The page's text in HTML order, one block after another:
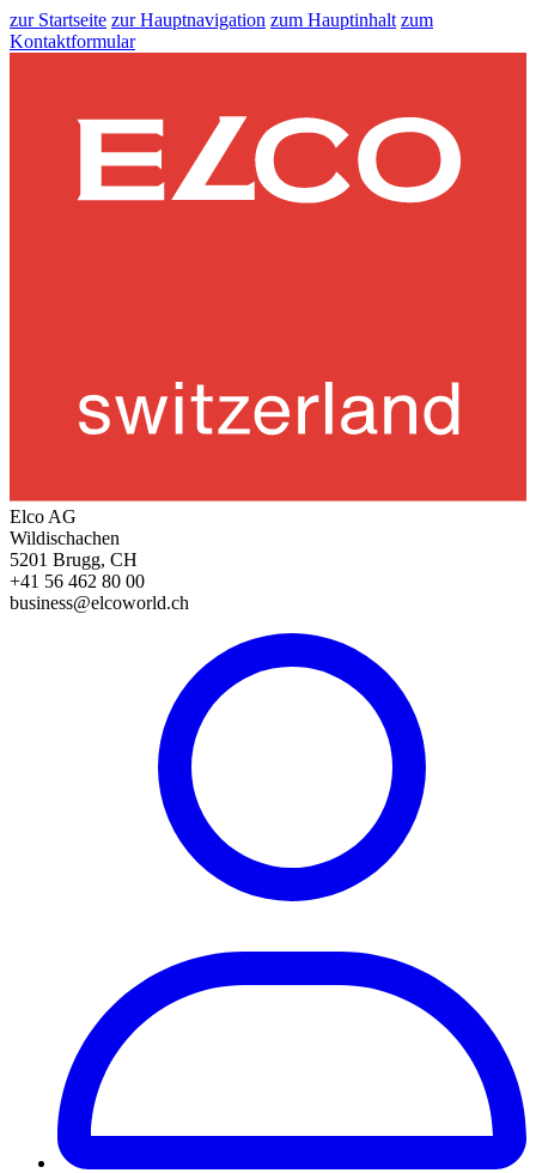
zur Startseite zur Hauptnavigation zum Hauptinhalt zum
Kontaktformular
Elco AG
Wildischachen
5201 Brugg, CH
+41 56 462 80 00
business@elcoworld.ch